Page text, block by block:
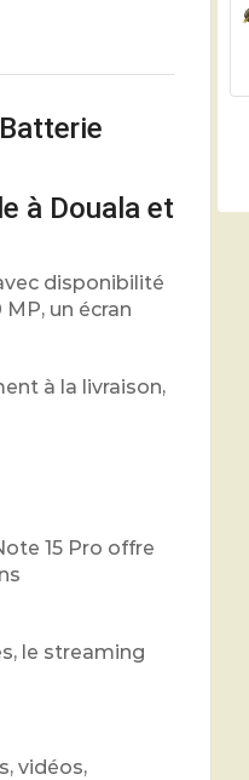
à Douala et
disponibilité
un écran
à la livraison,
15 Pro offre
le streaming
vidéos,